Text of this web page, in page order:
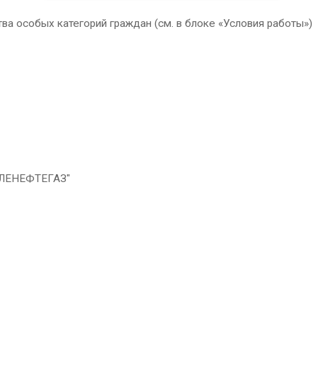
особых категорий граждан (см. в блоке «Условия работы»)